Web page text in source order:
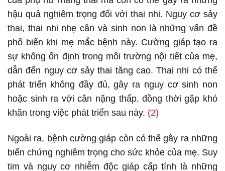
hậu quả nghiêm trọng đối với thai nhi. Nguy cơ sảy
thai, thai nhi nhẹ cân và sinh non là những vấn đề
phổ biến khi mẹ mắc bệnh này. Cường giáp tạo ra
sự không ổn định trong môi trường nội tiết của mẹ,
dẫn đến nguy cơ sảy thai tăng cao. Thai nhi có thể
phát triển không đầy đủ, gây ra nguy cơ sinh non
hoặc sinh ra với cân nặng thấp, đồng thời gặp khó
khăn trong việc phát triển sau này. (2)
Ngoài ra, bệnh cường giáp còn có thể gây ra những
biến chứng nghiêm trọng cho sức khỏe của mẹ. Suy
tim và nguy cơ nhiễm độc giáp cấp tính là những